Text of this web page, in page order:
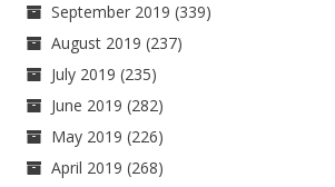
September 2019 (339)
August 2019 (237)
July 2019 (235)
June 2019 (282)
May 2019 (226)
April 2019 (268)